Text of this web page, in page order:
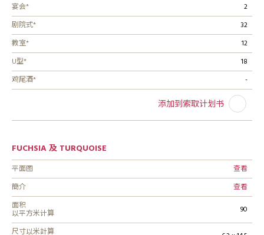
宴会*
2
剧院式*
32
教室*
12
U型*
18
鸡尾酒*
-
添加到索取计划书
FUCHSIA 及 TURQUOISE
平面图
查看
簡介
查看
面积
以平方米计算
90
尺寸以米計算